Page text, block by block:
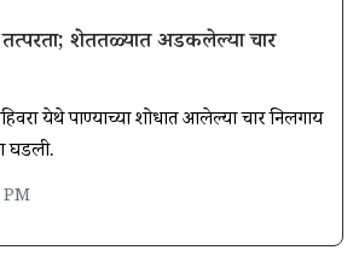
तत्परता; शेततळ्यात अडकलेल्या चार
येथे पाण्याच्या शोधात आलेल्या चार निलगाय
घडली.